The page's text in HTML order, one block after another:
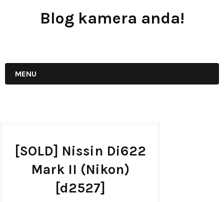
Blog kamera anda!
MENU
[SOLD] Nissin Di622
Mark II (Nikon)
[d2527]